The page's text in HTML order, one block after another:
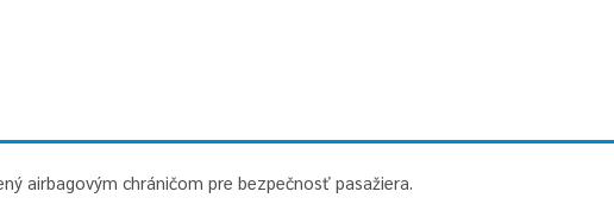
airbagovým chráničom pre bezpečnosť pasažiera.